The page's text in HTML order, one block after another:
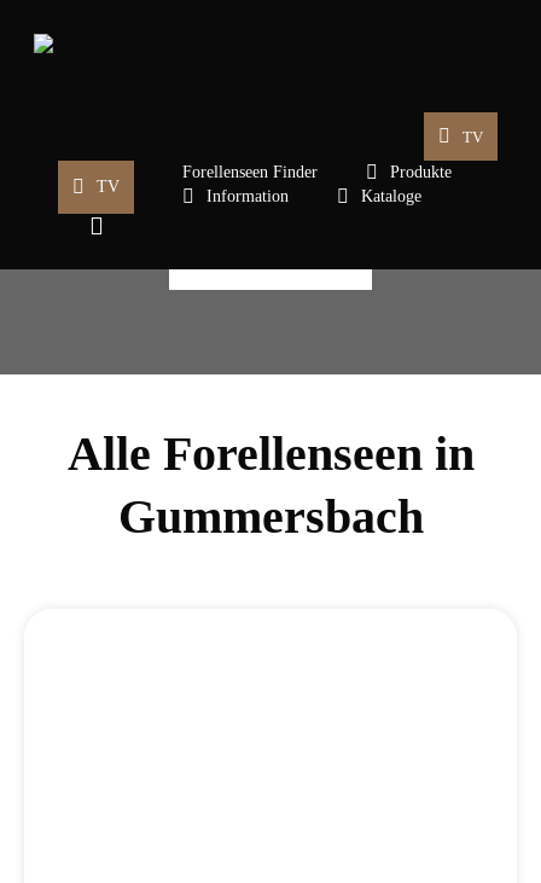
TV
TV
Forellenseen Finder
Produkte
Information
Kataloge
Master Worm
Alle Forellenseen in
Gummersbach